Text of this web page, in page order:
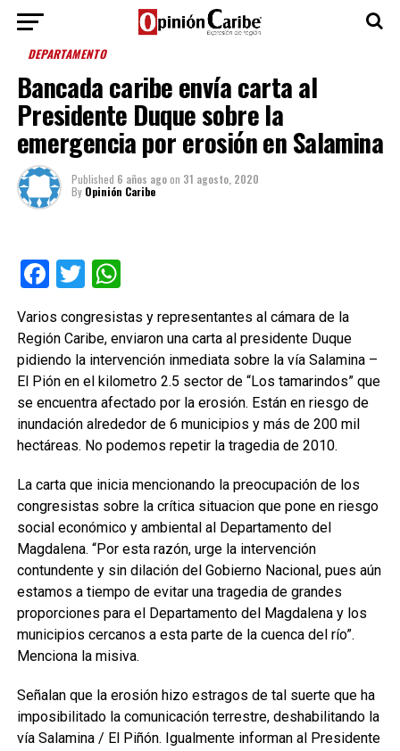
DEPARTAMENTO
Bancada caribe envía carta al
Presidente Duque sobre la
emergencia por erosión en Salamina
Published 6 años agoon 31 agosto, 2020
By Opinión Caribe
Facebook
TwitterWhatsApp
Varios congresistas y representantes al cámara de la
Región Caribe, enviaron una carta al presidente Duque
pidiendo la intervención inmediata sobre la vía Salamina –
El Pión en el kilometro 2.5 sector de “Los tamarindos” que
se encuentra afectado por la erosión. Están en riesgo de
inundación alrededor de 6 municipios y más de 200 mil
hectáreas. No podemos repetir la tragedia de 2010.
La carta que inicia mencionando la preocupación de los
congresistas sobre la crítica situacion que pone en riesgo
social económico y ambiental al Departamento del
Magdalena. “Por esta razón, urge la intervención
contundente y sin dilación del Gobierno Nacional, pues aún
estamos a tiempo de evitar una tragedia de grandes
proporciones para el Departamento del Magdalena y los
municipios cercanos a esta parte de la cuenca del río”.
Menciona la misiva.
Señalan que la erosión hizo estragos de tal suerte que ha
imposibilitado la comunicación terrestre, deshabilitando la
vía Salamina / El Piñón. Igualmente informan al Presidente